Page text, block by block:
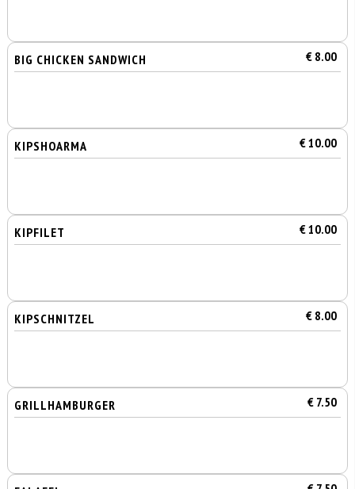
BIG CHICKEN SANDWICH € 8.00
KIPSHOARMA € 10.00
KIPFILET € 10.00
KIPSCHNITZEL € 8.00
GRILLHAMBURGER € 7.50